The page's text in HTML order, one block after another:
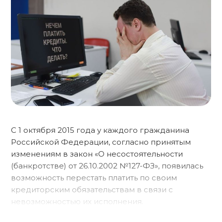
С 1 октября 2015 года у каждого гражданина
Российской Федерации, согласно принятым
изменениям в закон «О несостоятельности
(банкротстве) от 26.10.2002 №127-ФЗ», появилась
возможность перестать платить по своим
кредиторским обязательствам в связи с
невозможностью их исполнения.